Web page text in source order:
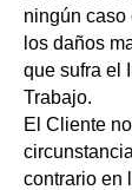
ningún caso
los daños
que sufra el
Trabajo.
El Cliente
contrario en